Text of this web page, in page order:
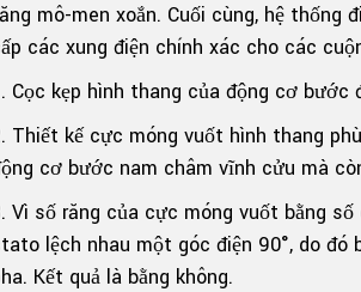
mô-men xoắn. ​​Cuối cùng, hệ thống
các xung điện chính xác cho các
Cọc kẹp hình thang của động cơ bước
Thiết kế cực móng vuốt hình thang
cơ bước nam châm vĩnh cửu mà
Vì số răng của cực móng vuốt bằng
lệch nhau một góc điện 90°, do
Kết quả là bằng không.